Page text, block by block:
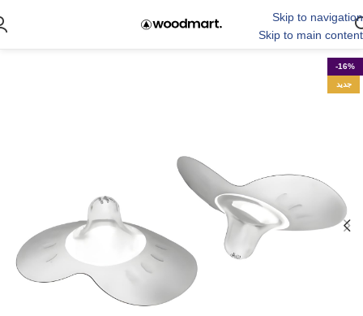
Skip to navigation
Skip to main content
-16%
جدید